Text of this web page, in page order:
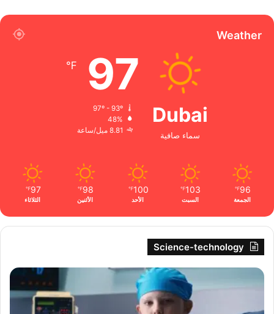
Weather
Dubai
سماء صافية
97
℉
48%
8.81 ميل/ساعة
96
℉
الجمعة
103
℉
السبت
100
℉
الأحد
98
℉
الأثنين
97
℉
الثلاثاء
Science-technology